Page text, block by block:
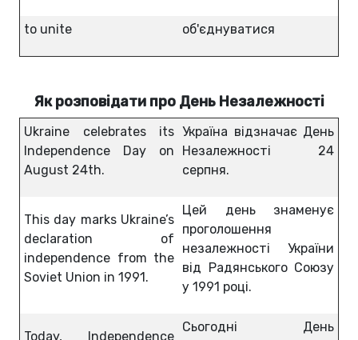
to unite об'єднуватися
Як розповідати про День Незалежності
Ukraine celebrates its
Independence Day on
August 24th.
Україна відзначає День
Незалежності 24
серпня.
This day marks Ukraine’s
declaration of
independence from the
Soviet Union in 1991.
Цей день знаменує
проголошення
незалежності України
від Радянського Союзу
у 1991 році.
Today, Independence
Сьогодні День